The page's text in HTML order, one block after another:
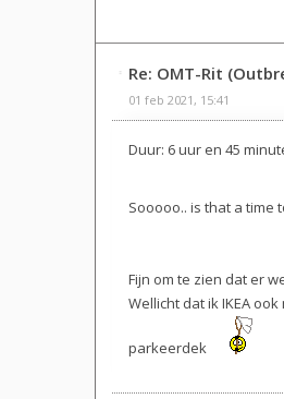
Re: OMT-Rit
01 feb 2021, 15:41
Duur: 6 uur en 45
Sooooo.. is that a time
Fijn om te zien dat er
Wellicht dat ik IKEA
parkeerdek